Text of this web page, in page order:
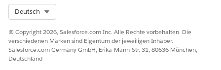
Deutsch
© Copyright 2026, Salesforce.com Inc. Alle Rechte vorbehalten. Die
verschiedenen Marken sind Eigentum der jeweiligen Inhaber.
Salesforce.com Germany GmbH, Erika-Mann-Str. 31, 80636 München,
Deutschland